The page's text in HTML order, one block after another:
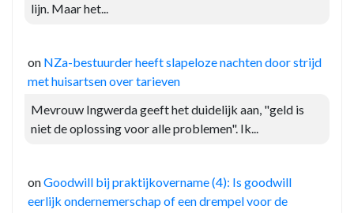
lijn. Maar het...
on NZa-bestuurder heeft slapeloze nachten door strijd
met huisartsen over tarieven
Mevrouw Ingwerda geeft het duidelijk aan, "geld is
niet de oplossing voor alle problemen". Ik...
onGoodwill bij praktijkovername (4): Is goodwill
eerlijk ondernemerschap of een drempel voor de